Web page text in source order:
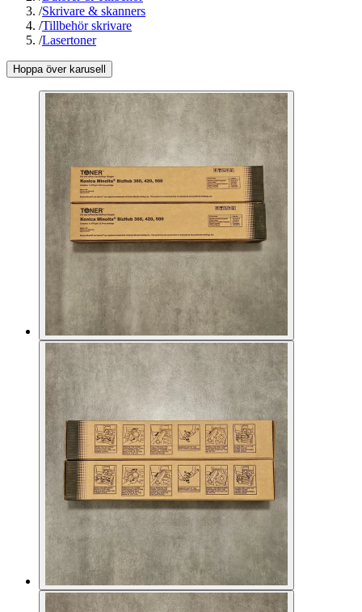
/Skrivare & skanners
/Tillbehör skrivare
/Lasertoner
Hoppa över karusell